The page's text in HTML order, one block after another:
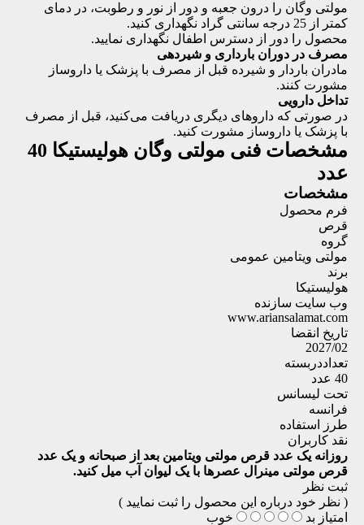
مولتی وگان را درون جعبه و دور از نور و رطوبت، در دمای
کمتر از 25 درجه سانتی گراد نگهداری کنید.
محصول را دور از دسترس اطفال نگهداری نمایید.
مصرف در دوران بارداری و شیردهی
مادران باردار و شیرده قبل از مصرف با پزشک یا داروساز
مشورت کنند.
تداخل دارویی
در صورتی که داروهای دیگری دریافت می‌کنید، قبل از مصرف
با پزشک یا داروساز مشورت کنید.
مشخصات فنی
مولتی وگان هولیستیکا 40
عدد
مشخصات
فرم محصول
قرص
گروه
مولتی ویتامین عمومی
برند
هولیستیکا
وب سایت سازنده
www.ariansalamat.com
تاریخ انقضا
2027/02
تعداددربسته
40 عدد
تحت لیسانس
فرانسه
طرز استفاده
نقد کاربران
روزانه یک عدد قرص مولتی ویتامین بعد از صبحانه و یک عدد
قرص مولتی مینرال عصرها با یک لیوان آب میل کنید.
ثبت نظر
( نظر خود درباره این محصول را ثبت نمایید )
امتیاز بد خوب